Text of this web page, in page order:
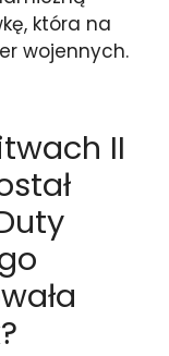
która na
wojennych.
II